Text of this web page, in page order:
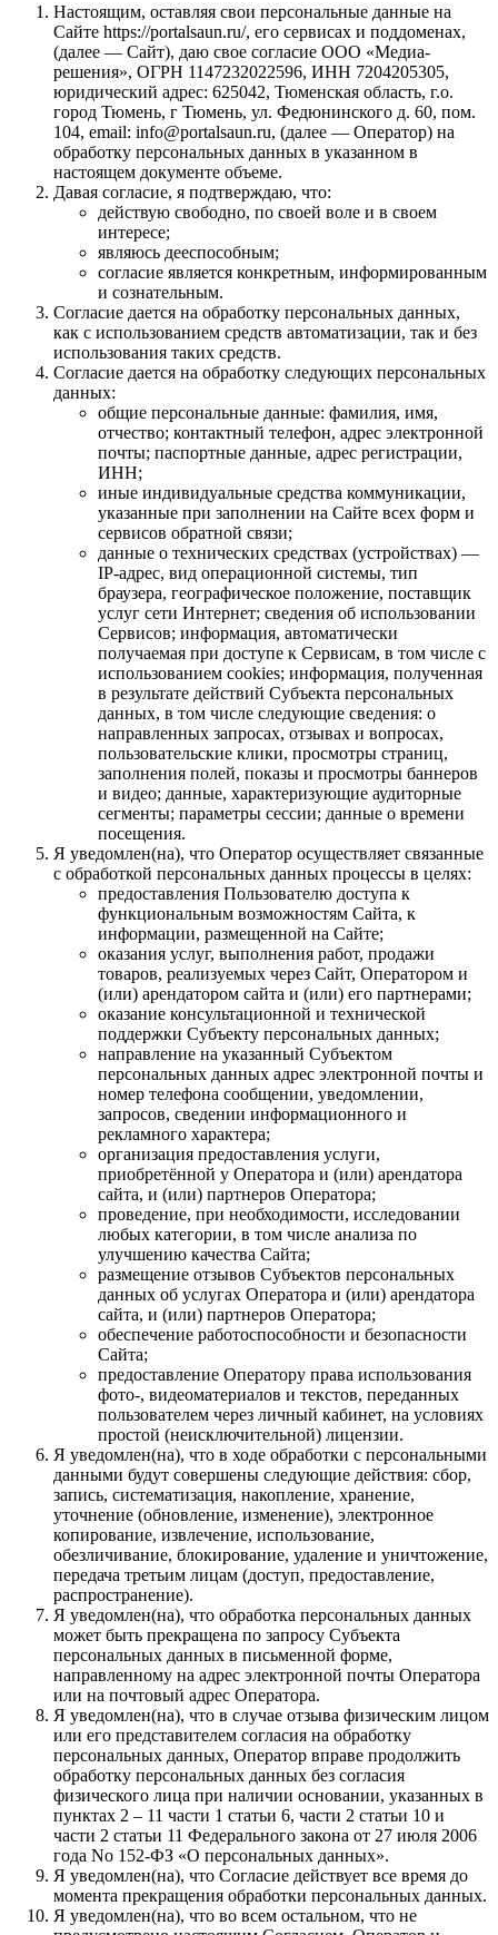
Настоящим, оставляя свои персональные данные на
Сайте https://portalsaun.ru/, его сервисах и поддоменах,
(далее — Сайт), даю свое согласие ООО «Медиа-
решения», ОГРН 1147232022596, ИНН 7204205305,
юридический адрес: 625042, Тюменская область, г.о.
город Тюмень, г Тюмень, ул. Федюнинского д. 60, пом.
104, email: info@portalsaun.ru, (далее — Оператор) на
обработку персональных данных в указанном в
настоящем документе объеме.
Давая согласие, я подтверждаю, что:
действую свободно, по своей воле и в своем
интересе;
являюсь дееспособным;
согласие является конкретным, информированным
и сознательным.
Согласие дается на обработку персональных данных,
как с использованием средств автоматизации, так и без
использования таких средств.
Согласие дается на обработку следующих персональных
данных:
общие персональные данные: фамилия, имя,
отчество; контактный телефон, адрес электронной
почты; паспортные данные, адрес регистрации,
ИНН;
иные индивидуальные средства коммуникации,
указанные при заполнении на Сайте всех форм и
сервисов обратной связи;
данные о технических средствах (устройствах) —
IP-адрес, вид операционной системы, тип
браузера, географическое положение, поставщик
услуг сети Интернет; сведения об использовании
Сервисов; информация, автоматически
получаемая при доступе к Сервисам, в том числе с
использованием cookies; информация, полученная
в результате действий Субъекта персональных
данных, в том числе следующие сведения: о
направленных запросах, отзывах и вопросах,
пользовательские клики, просмотры страниц,
заполнения полей, показы и просмотры баннеров
и видео; данные, характеризующие аудиторные
сегменты; параметры сессии; данные о времени
посещения.
Я уведомлен(на), что Оператор осуществляет связанные
с обработкой персональных данных процессы в целях:
предоставления Пользователю доступа к
функциональным возможностям Сайта, к
информации, размещенной на Сайте;
оказания услуг, выполнения работ, продажи
товаров, реализуемых через Сайт, Оператором и
(или) арендатором сайта и (или) его партнерами;
оказание консультационной и технической
поддержки Субъекту персональных данных;
направление на указанный Субъектом
персональных данных адрес электронной почты и
номер телефона сообщении, уведомлении,
запросов, сведении информационного и
рекламного характера;
организация предоставления услуги,
приобретённой у Оператора и (или) арендатора
сайта, и (или) партнеров Оператора;
проведение, при необходимости, исследовании
любых категории, в том числе анализа по
улучшению качества Сайта;
размещение отзывов Субъектов персональных
данных об услугах Оператора и (или) арендатора
сайта, и (или) партнеров Оператора;
обеспечение работоспособности и безопасности
Сайта;
предоставление Оператору права использования
фото-, видеоматериалов и текстов, переданных
пользователем через личный кабинет, на условиях
простой (неисключительной) лицензии.
Я уведомлен(на), что в ходе обработки с персональными
данными будут совершены следующие действия: сбор,
запись, систематизация, накопление, хранение,
уточнение (обновление, изменение), электронное
копирование, извлечение, использование,
обезличивание, блокирование, удаление и уничтожение,
передача третьим лицам (доступ, предоставление,
распространение).
Я уведомлен(на), что обработка персональных данных
может быть прекращена по запросу Субъекта
персональных данных в письменной форме,
направленному на адрес электронной почты Оператора
или на почтовый адрес Оператора.
Я уведомлен(на), что в случае отзыва физическим лицом
или его представителем согласия на обработку
персональных данных, Оператор вправе продолжить
обработку персональных данных без согласия
физического лица при наличии основании, указанных в
пунктах 2 – 11 части 1 статьи 6, части 2 статьи 10 и
части 2 статьи 11 Федерального закона от 27 июля 2006
года No 152-ФЗ «О персональных данных».
Я уведомлен(на), что Согласие действует все время до
момента прекращения обработки персональных данных.
Я уведомлен(на), что во всем остальном, что не